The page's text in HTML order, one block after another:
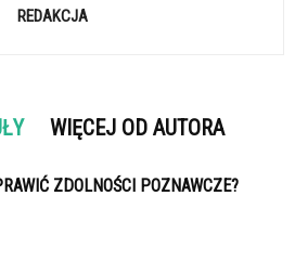
REDAKCJA
WIĘCEJ OD AUTORA
ZDOLNOŚCI POZNAWCZE?